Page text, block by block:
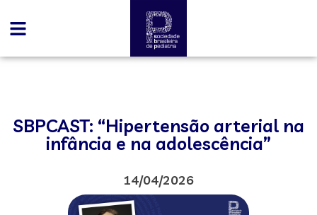
SBPCAST: “Hipertensão arterial na
infância e na adolescência”
14/04/2026